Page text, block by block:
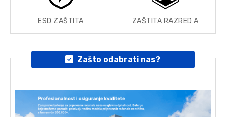
ESD ZAŠTITA ZAŠTITA RAZRED A
Zašto odabrati nas?